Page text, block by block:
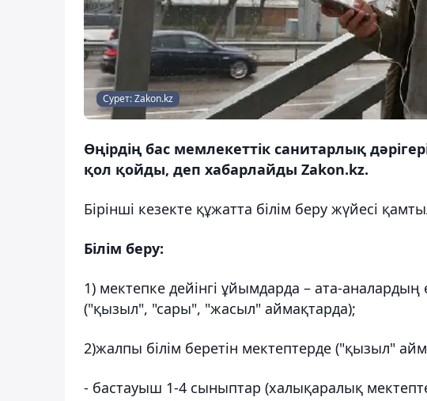
Сурет: Zakon.kz
Өңірдің бас мемлекеттік санитарлық
қол қойды, деп хабарлайды Zakon.kz.
Бірінші кезекте құжатта білім беру жүйесі
Білім беру:
1) мектепке дейінгі ұйымдарда – ата-
("қызыл", "сары", "жасыл" аймақтарда);
2)жалпы білім беретін мектептерде ("қызыл"
- бастауыш 1-4 сыныптар (халықаралық